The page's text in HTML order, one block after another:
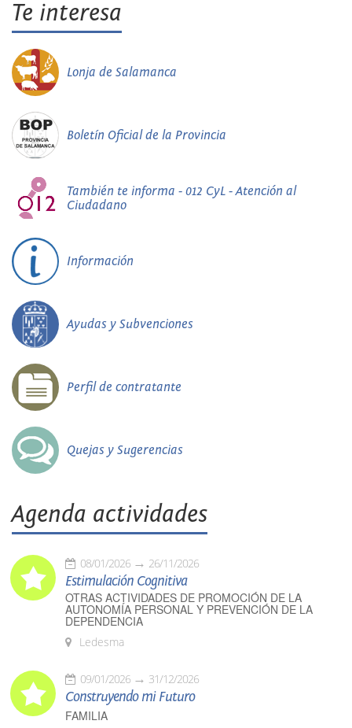
Te interesa
Lonja de Salamanca
Boletín Oficial de la Provincia
También te informa - 012 CyL - Atención al
Ciudadano
Información
Ayudas y Subvenciones
Perfil de contratante
Quejas y Sugerencias
Agenda actividades
08/01/2026 26/11/2026
Estimulación Cognitiva
OTRAS ACTIVIDADES DE PROMOCIÓN DE LA
AUTONOMÍA PERSONAL Y PREVENCIÓN DE LA
DEPENDENCIA
Ledesma
09/01/2026 31/12/2026
Construyendo mi Futuro
FAMILIA